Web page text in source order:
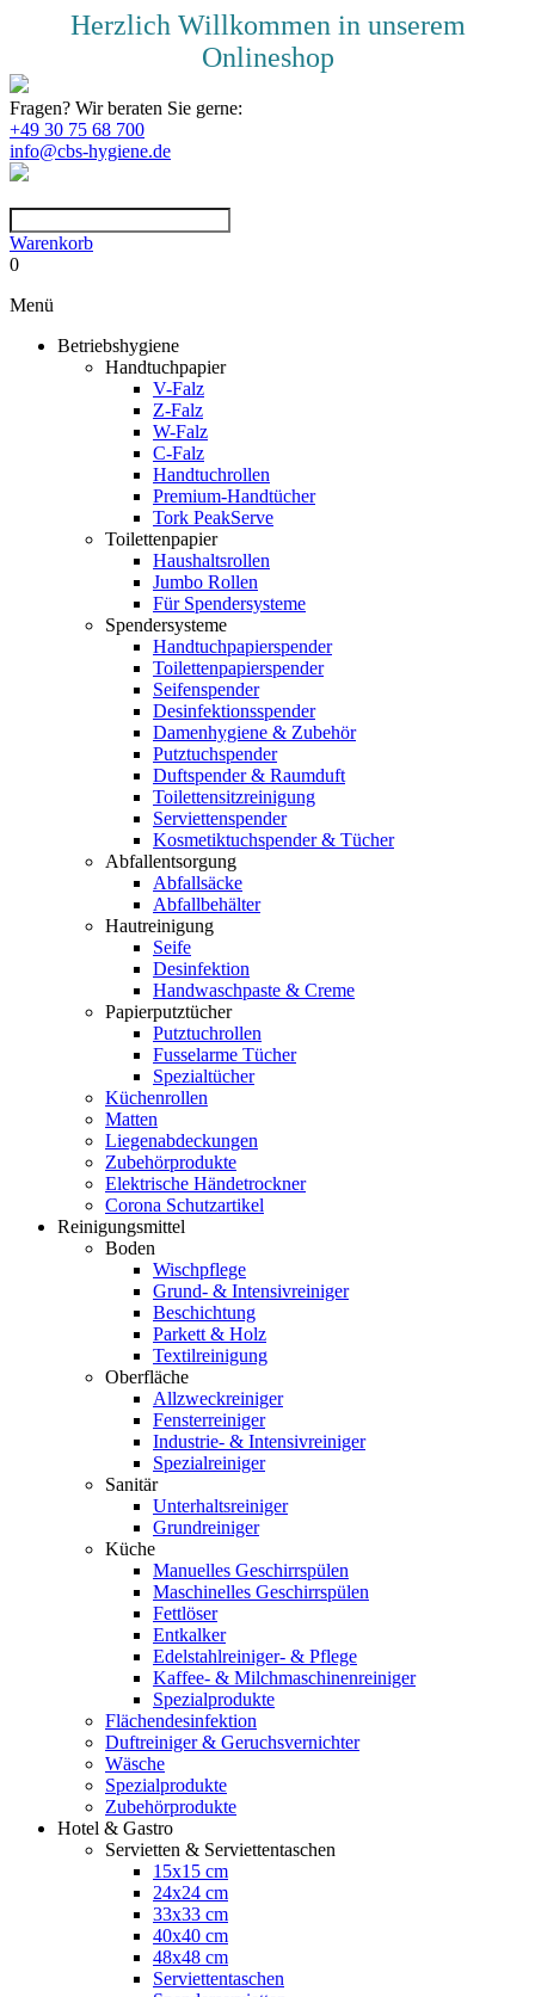
Herzlich Willkommen in unserem
Onlineshop
Fragen? Wir beraten Sie gerne:
+49 30 75 68 700
info@cbs-hygiene.de
Warenkorb
0
Menü
Betriebshygiene
Handtuchpapier
V-Falz
Z-Falz
W-Falz
C-Falz
Handtuchrollen
Premium-Handtücher
Tork PeakServe
Toilettenpapier
Haushaltsrollen
Jumbo Rollen
Für Spendersysteme
Spendersysteme
Handtuchpapierspender
Toilettenpapierspender
Seifenspender
Desinfektionsspender
Damenhygiene & Zubehör
Putztuchspender
Duftspender & Raumduft
Toilettensitzreinigung
Serviettenspender
Kosmetiktuchspender & Tücher
Abfallentsorgung
Abfallsäcke
Abfallbehälter
Hautreinigung
Seife
Desinfektion
Handwaschpaste & Creme
Papierputztücher
Putztuchrollen
Fusselarme Tücher
Spezialtücher
Küchenrollen
Matten
Liegenabdeckungen
Zubehörprodukte
Elektrische Händetrockner
Corona Schutzartikel
Reinigungsmittel
Boden
Wischpflege
Grund- & Intensivreiniger
Beschichtung
Parkett & Holz
Textilreinigung
Oberfläche
Allzweckreiniger
Fensterreiniger
Industrie- & Intensivreiniger
Spezialreiniger
Sanitär
Unterhaltsreiniger
Grundreiniger
Küche
Manuelles Geschirrspülen
Maschinelles Geschirrspülen
Fettlöser
Entkalker
Edelstahlreiniger- & Pflege
Kaffee- & Milchmaschinenreiniger
Spezialprodukte
Flächendesinfektion
Duftreiniger & Geruchsvernichter
Wäsche
Spezialprodukte
Zubehörprodukte
Hotel & Gastro
Servietten & Serviettentaschen
15x15 cm
24x24 cm
33x33 cm
40x40 cm
48x48 cm
Serviettentaschen